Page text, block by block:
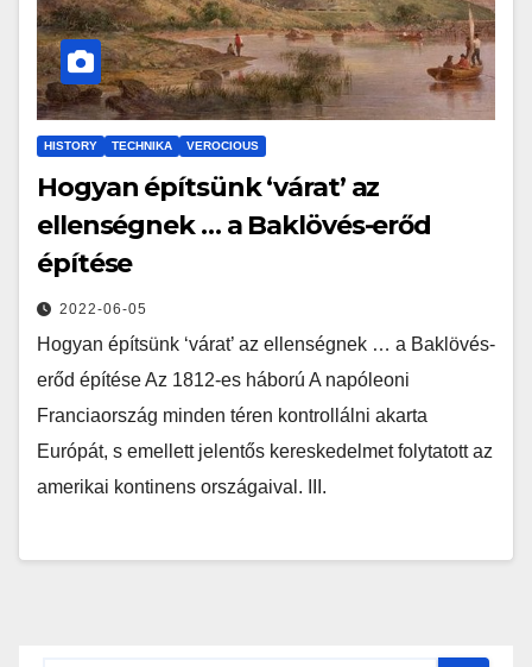
HISTORY TECHNIKA VEROCIOUS
Hogyan építsünk ‘várat’ az
ellenségnek … a Baklövés-erőd
építése
2022-06-05
Hogyan építsünk ‘várat’ az ellenségnek … a Baklövés-
erőd építése Az 1812-es háború A napóleoni
Franciaország minden téren kontrollálni akarta
Európát, s emellett jelentős kereskedelmet folytatott az
amerikai kontinens országaival. III.